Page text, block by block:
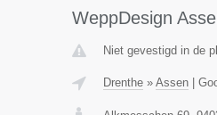
WeppDesign
Niet gevestigd in de
Drenthe» Assen|